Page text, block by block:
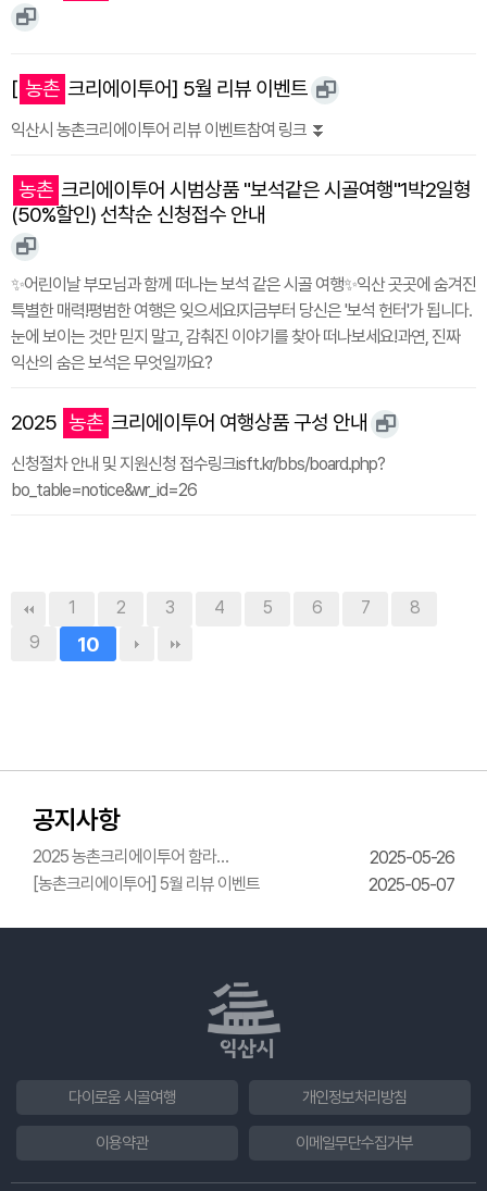
[ 농촌 크리에이투어] 5월 리뷰 이벤트
익산시 농촌크리에이투어 리뷰 이벤트참여 링크 ⏬️
농촌 크리에이투어 시범상품 "보석같은 시골여행"1박2일형
(50%할인) 선착순 신청접수 안내
✨어린이날 부모님과 함께 떠나는 보석 같은 시골 여행✨익산 곳곳에 숨겨진
특별한 매력!평범한 여행은 잊으세요!지금부터 당신은 '보석 헌터'가 됩니다.
눈에 보이는 것만 믿지 말고, 감춰진 이야기를 찾아 떠나보세요!과연, 진짜
익산의 숨은 보석은 무엇일까요?
2025 농촌 크리에이투어 여행상품 구성 안내
신청절차 안내 및 지원신청 접수링크isft.kr/bbs/board.php?
bo_table=notice&wr_id=26
1 2 3 4 5 6 7
8
9
10
공지사항
2025 농촌크리에이투어 함라
한옥체험관 웨딩의상체험
2025-05-26
[농촌크리에이투어] 5월 리뷰 이벤트
2025-05-07
다이로움 시골여행 개인정보처리방침
이용약관 이메일무단수집거부